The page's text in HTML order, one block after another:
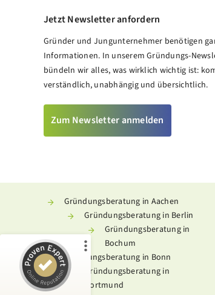
Jetzt Newsletter anfordern
Gründer und Jungunternehmer benötigen
Informationen. In unserem Gründungs-
bündeln wir alles, was wirklich wichtig ist:
verständlich, unabhängig und übersichtlich.
Zum Newsletter anmelden
Gründungsberatung in Aachen
Gründungsberatung in Berlin
Gründungsberatung in
Bochum
Gründungsberatung in Bonn
Gründungsberatung in
Dortmund
100
%
ProvenExpert.com
SEHR GUT
4,93
/
201
Bewertungen auf
ProvenExpert.com
181
Bewertungen von
anderen Quellen
Blick aufs ProvenExpert-Profil werfen